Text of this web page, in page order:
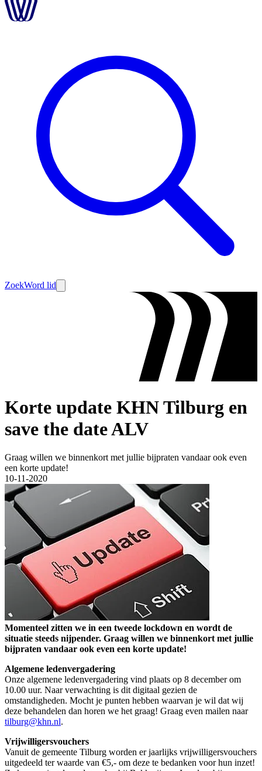
ZoekWord lid
Korte update KHN Tilburg en
save the date ALV
Graag willen we binnenkort met jullie bijpraten vandaar ook even
een korte update!
10-11-2020
Momenteel zitten we in een tweede lockdown en wordt de
situatie steeds nijpender. Graag willen we binnenkort met jullie
bijpraten vandaar ook even een korte update!
Algemene ledenvergadering
Onze algemene ledenvergadering vind plaats op 8 december om
10.00 uur. Naar verwachting is dit digitaal gezien de
omstandigheden. Mocht je punten hebben waarvan je wil dat wij
deze behandelen dan horen we het graag! Graag even mailen naar
tilburg@khn.nl.
Vrijwilligersvouchers
Vanuit de gemeente Tilburg worden er jaarlijks vrijwilligersvouchers
uitgedeeld ter waarde van €5,- om deze te bedanken voor hun inzet!